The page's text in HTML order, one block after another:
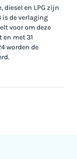
diesel en LPG zijn
is de verlaging
voor om deze
met 31
worden de